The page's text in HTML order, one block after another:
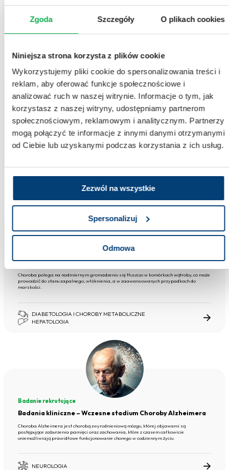
Zgoda Szczegóły O plikach cookies
Niniejsza strona korzysta z plików cookie
Wykorzystujemy pliki cookie do spersonalizowania treści i
reklam, aby oferować funkcje społecznościowe i
analizować ruch w naszej witrynie. Informacje o tym, jak
korzystasz z naszej witryny, udostępniamy partnerom
społecznościowym, reklamowym i analitycznym. Partnerzy
mogą połączyć te informacje z innymi danymi otrzymanymi
od Ciebie lub uzyskanymi podczas korzystania z ich usług.
Zezwól na wszystkie
Spersonalizuj
Odmowa
DIABETOLOGIA I CHOROBY METABOLICZNE
Badania kliniczne – Bielactwo niesegmentalne
Bielactwo, znane również jako vitiligo, to przewlekła choroba skóry, charakteryzująca się
utratą pigmentu w skórze, co prowadzi do powstawania białych plam.
związana z zaburzeniami metabolicznymi
Choroba polega na nadmiernym gromadzeniu się tłuszczu w komórkach wątroby, co może
prowadzić do stanu zapalnego, włóknienia, a w zaawansowanych przypadkach do
marskości.
DIABETOLOGIA I CHOROBY METABOLICZNE
HEPATOLOGIA
Badanie rekrutujące
Badania kliniczne – Wczesne stadium Choroby Alzheimera
Choroba Alzheimera jest chorobą zwyrodnieniową mózgu, której objawami są
postępujące zaburzenia pamięci oraz zachowania, które z czasem całkowicie
uniemożliwiają prawidłowe funkcjonowanie chorego w codziennym życiu.
NEUROLOGIA